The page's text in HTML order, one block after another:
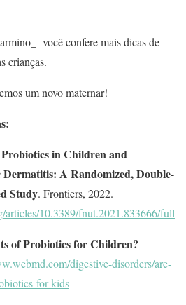
você confere mais dicas de
crianças.
um novo maternar!
in Children and
A Randomized, Double-
Study. Frontiers, 2022.
10.3389/fnut.2021.833666/full
of Probiotics for Children?
digestive-disorders/are-
for-kids